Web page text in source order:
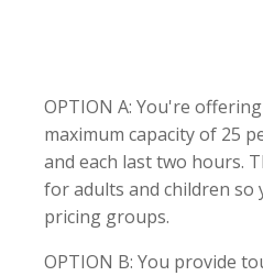
OPTION A: You're
maximum capacity of 25
and each last two hours.
for adults and children so
pricing groups.
OPTION B: You provide